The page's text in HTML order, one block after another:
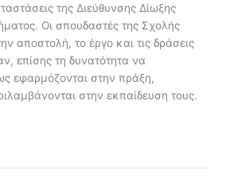
της Διεύθυνσης Δίωξης
Οι σπουδαστές της Σχολής
αποστολή, το έργο και τις δράσεις
επίσης τη δυνατότητα να
εφαρμόζονται στην πράξη,
στην εκπαίδευση τους.